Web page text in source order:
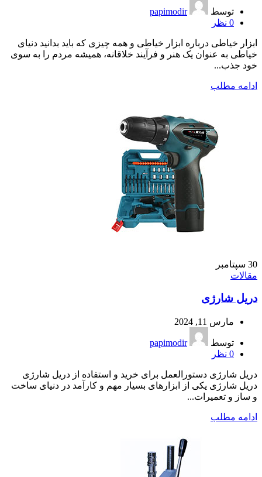
توسط
papimodir
0 نظر
ابزار خیاطی درباره ابزار خیاطی و همه چیزی که باید بدانید دنیای
خیاطی به عنوان یک هنر و فرآیند خلاقانه، همیشه مردم را به سوی
خود جذب...
ادامه مطلب
30 سپتامبر
مقالات
دریل شارژی
مارس 11, 2024
توسط
papimodir
0 نظر
دریل شارژی دستورالعمل برای خرید و استفاده از دریل شارژی
دریل شارژی یکی از ابزارهای بسیار مهم و کارآمد در دنیای ساخت
و ساز و تعمیرات...
ادامه مطلب